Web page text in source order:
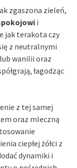
zgaszona zieleń,
i
jak terakota czy
z neutralnymi
wanilii oraz
łagodząc
z tej samej
oraz mleczną
ciepłej żółci z
dynamiki i